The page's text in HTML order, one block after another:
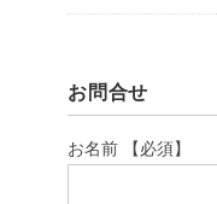
お問合せ
お名前 【必須】